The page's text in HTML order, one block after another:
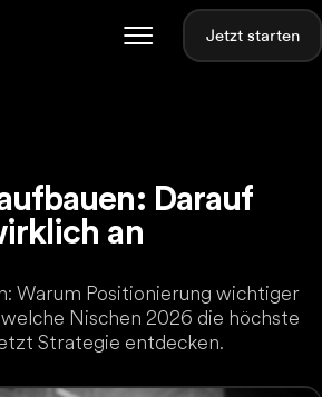
Jetzt starten
Darauf
an
Warum Positionierung wichtiger
Nischen 2026 die höchste
Strategie entdecken.